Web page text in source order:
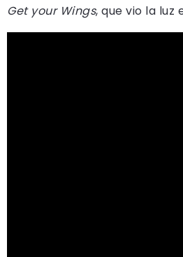
Get your Wings, que vio la luz